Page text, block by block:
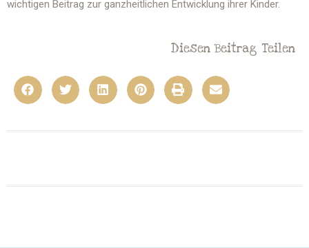
wichtigen Beitrag zur ganzheitlichen Entwicklung ihrer Kinder.
Diesen Beitrag Teilen